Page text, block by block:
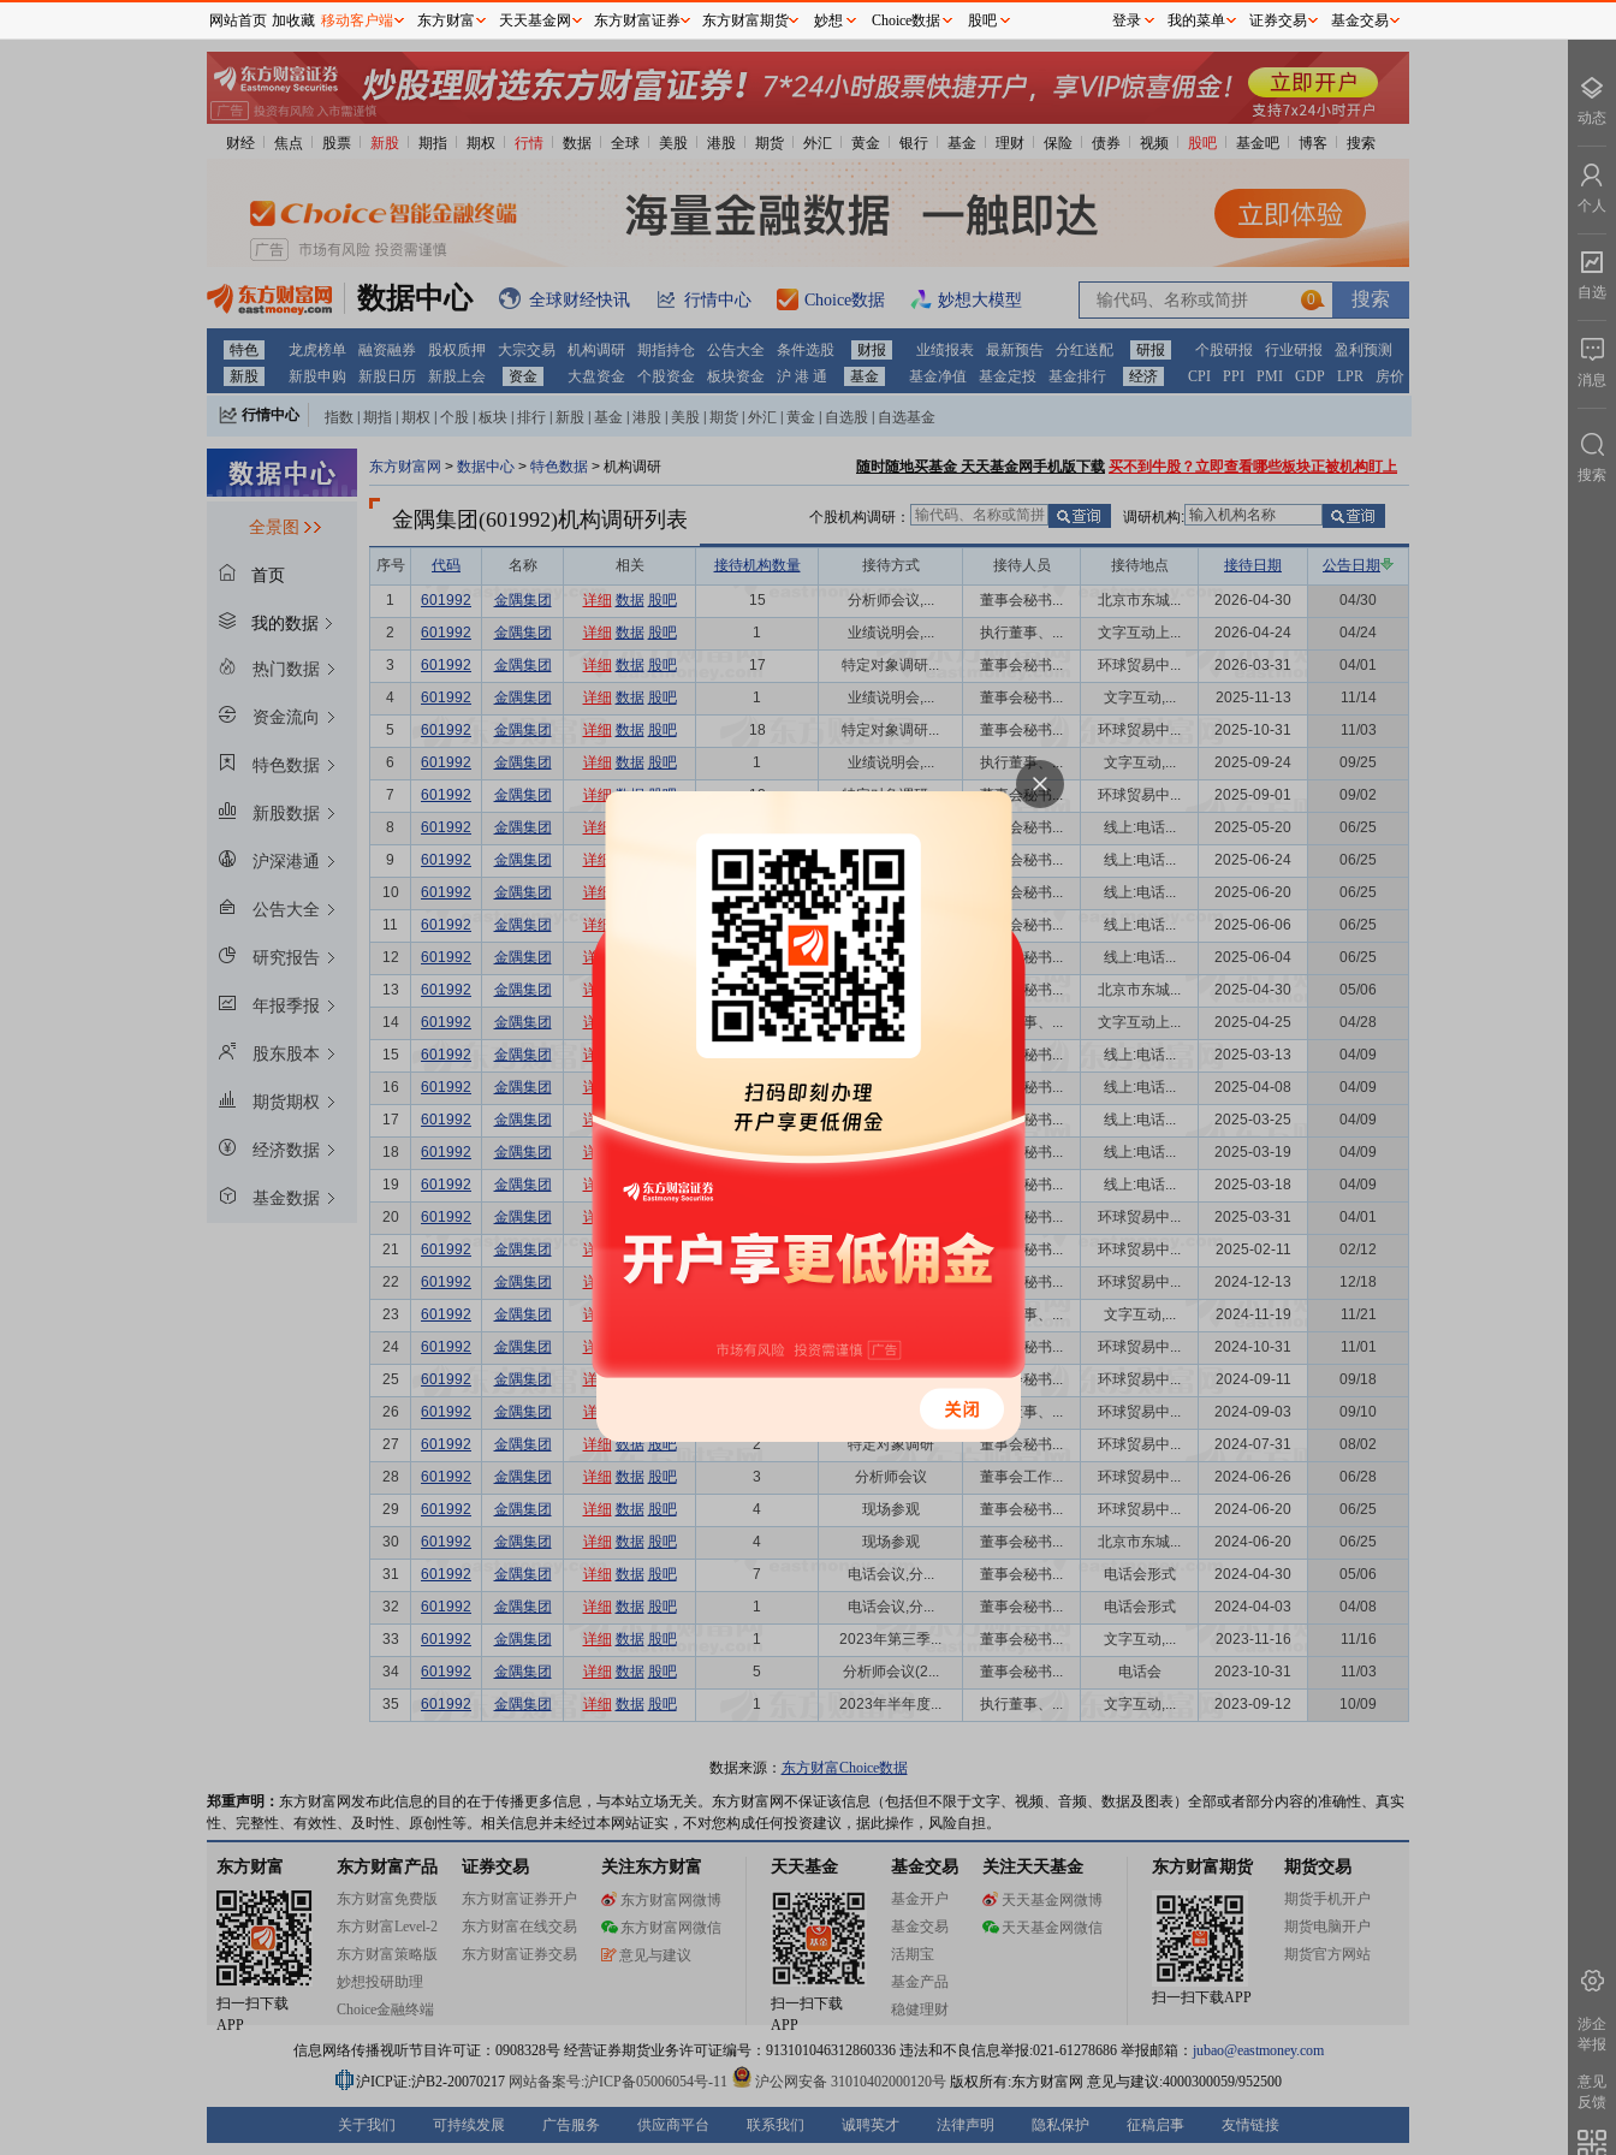
财经 焦点 股票 新股 期指 期权 行情 数据 全球 美股 港股 期货 外汇 黄金 银行 基金 理财 保险 债券 视频 股吧 基金吧 博客 搜索
数据中心 全球财经快讯 行情中心 Choice数据 妙想大模型 0
特色 龙虎榜单 融资融券 股权质押 大宗交易 机构调研 期指持仓 公告大全 条件选股 财报 业绩报表 最新预告 分红送配 研报 个股研报 行业研报
盈利预测
新股
新股申购 新股日历 新股上会 资金 大盘资金 个股资金 板块资金 沪 港 通 基金 基金净值 基金定投 基金排行 经济 CPI PPI PMI GDP LPR 房价
行情中心 指数 期指 期权 个股 板块 排行 新股 基金 港股 美股 期货 外汇 黄金 自选股 自选基金
全景图
首页
我的数据
热门数据
资金流向
特色数据
新股数据
沪深港通
公告大全
研究报告
年报季报
股东股本
期货期权
经济数据
基金数据
东方财富网 > 数据中心 > 特色数据 > 机构调研 随时随地买基金 天天基金网手机版下载 买不到牛股？立即查看哪些板块正被机构盯上
金隅集团(601992)机构调研列表 个股机构调研： 调研机构:
序号 代码 名称 相关 接待机构数量 接待方式 接待人员 接待地点 接待日期 公告日期
1 601992 金隅集团 详细 数据 股吧 15 分析师会议,... 董事会秘书... 北京市东城... 2026-04-30
04/30
2
601992 金隅集团 详细 数据 股吧 1 业绩说明会,... 执行董事、... 文字互动上... 2026-04-24
04/24
3
601992 金隅集团 详细 数据 股吧 17 特定对象调研... 董事会秘书... 环球贸易中... 2026-03-31
04/01
4
601992 金隅集团 详细 数据 股吧 1 业绩说明会,... 董事会秘书... 文字互动,... 2025-11-13
11/14
5
601992 金隅集团 详细 数据 股吧 18 特定对象调研... 董事会秘书... 环球贸易中... 2025-10-31
11/03
6
601992 金隅集团 详细 数据 股吧 1 业绩说明会,... 执行董事、... 文字互动,... 2025-09-24
09/25
7
601992 金隅集团 详细 数据 股吧 12 特定对象调研... 董事会秘书... 环球贸易中... 2025-09-01
09/02
8
601992 金隅集团 详细 董事会秘书... 线上:电话... 2025-05-20
06/25
9
601992 金隅集团 详细 18 路演活动,电... 董事会秘书... 线上:电话... 2025-06-24
06/25
10
601992 金隅集团 详细 18 路演活动,电... 董事会秘书... 线上:电话... 2025-06-20
06/25
11
601992 金隅集团 详细 18 路演活动,电... 董事会秘书... 线上:电话... 2025-06-06
06/25
12
601992 金隅集团 详细 18 路演活动,电... 董事会秘书... 线上:电话... 2025-06-04
06/25
13
601992 金隅集团 详细 14 分析师会议,... 董事会秘书... 北京市东城... 2025-04-30
05/06
14
601992 金隅集团 详细 1 业绩说明会 执行董事、... 文字互动上... 2025-04-25
04/28
15
601992 金隅集团 详细 33 电话会议,现... 董事会秘书... 线上:电话... 2025-03-13
04/09
16
601992 金隅集团 详细 33 电话会议,现... 董事会秘书... 线上:电话... 2025-04-08
04/09
17
601992 金隅集团 详细 数据 33 电话会议,现... 董事会秘书... 线上:电话... 2025-03-25
04/09
18
601992 金隅集团 详细 数据 股吧 33 电话会议,现... 董事会秘书... 线上:电话... 2025-03-19
04/09
19
601992 金隅集团 详细 数据 股吧 董事会秘书... 线上:电话... 2025-03-18
04/09
20
601992 金隅集团 详细 董事会秘书... 环球贸易中... 2025-03-31
04/01
21
601992 金隅集团 详细 数据 股吧 2 特定对象调研 董事会秘书... 环球贸易中... 2025-02-11
02/12
22
601992 金隅集团 详细 数据 股吧 10 特定对象调研 董事会秘书... 环球贸易中... 2024-12-13
12/18
23
601992 金隅集团 详细 执行董事、... 文字互动,... 2024-11-19
11/21
24
601992 金隅集团 详细 13 特定对象调研... 董事会秘书... 环球贸易中... 2024-10-31
11/01
25
601992 金隅集团 详细 数据 股吧 1 特定对象调研 董事会秘书... 环球贸易中... 2024-09-11
09/18
26
601992 金隅集团 详细 现场参观,分... 执行董事、... 环球贸易中... 2024-09-03
09/10
27
601992 金隅集团 详细 数据 股吧 2 特定对象调研 董事会秘书... 环球贸易中... 2024-07-31
08/02
28
601992 金隅集团 详细 数据 股吧 3 分析师会议 董事会工作... 环球贸易中... 2024-06-26
06/28
29
601992 金隅集团 详细 数据 股吧 4 现场参观 董事会秘书... 环球贸易中... 2024-06-20
06/25
30
601992 金隅集团 详细 数据 股吧 4 现场参观 董事会秘书... 北京市东城... 2024-06-20
06/25
31
601992 金隅集团 详细 数据 股吧 7 电话会议,分... 董事会秘书... 电话会形式 2024-04-30
05/06
32
601992 金隅集团 详细 数据 股吧 1 电话会议,分... 董事会秘书... 电话会形式 2024-04-03
04/08
33
601992 金隅集团 详细 数据 股吧 1 2023年第三季... 董事会秘书... 文字互动,... 2023-11-16
11/16
34
601992 金隅集团 详细 数据 股吧 5 分析师会议(2... 董事会秘书... 电话会 2023-10-31
11/03
35
601992 金隅集团 详细 数据 股吧 1 2023年半年度... 执行董事、... 文字互动,... 2023-09-12 10/09
数据来源： 东方财富Choice数据
郑重声明： 东方财富网发布此信息的目的在于传播更多信息，与本站立场无关。东方财富网不保证该信息（包括但不限于文字、视频、音频、数据及图表）全部或者部分内容的准确性、真实
性、完整性、有效性、及时性、原创性等。相关信息并未经过本网站证实，不对您构成任何投资建议，据此操作，风险自担。
东方财富
扫一扫下载
APP
东方财富产品
东方财富免费版
东方财富Level-2
东方财富策略版
妙想投研助理
Choice金融终端
证券交易
东方财富证券开户
东方财富在线交易
东方财富证券交易
关注东方财富
东方财富网微博
东方财富网微信
意见与建议
天天基金
扫一扫下载
APP
基金交易
基金开户
基金交易
活期宝
基金产品
稳健理财
关注天天基金
天天基金网微博
天天基金网微信
东方财富期货
扫一扫下载APP
期货交易
期货手机开户
期货电脑开户
期货官方网站
信息网络传播视听节目许可证：0908328号 经营证券期货业务许可证编号：913101046312860336 违法和不良信息举报:021-61278686 举报邮箱： jubao@eastmoney.com
沪ICP证:沪B2-20070217 网站备案号:沪ICP备05006054号-11 沪公网安备 31010402000120号版权所有:东方财富网 意见与建议:4000300059/952500
关于我们 可持续发展 广告服务 供应商平台 联系我们 诚聘英才 法律声明 隐私保护 征稿启事 友情链接
网站首页 加收藏 移动客户端 东方财富 天天基金网 东方财富证券 东方财富期货 妙想 Choice数据 股吧 登录 我的菜单 证券交易 基金交易
动态
个人
自选
消息
搜索
涉企
举报
意见
反馈